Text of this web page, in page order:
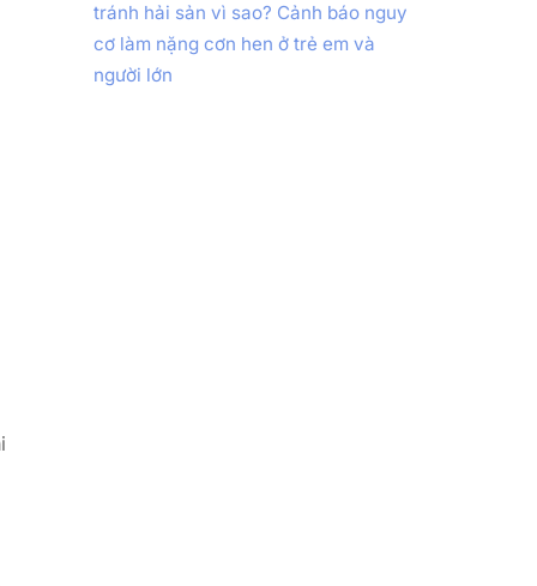
tránh hải sản vì sao? Cảnh báo nguy
cơ làm nặng cơn hen ở trẻ em và
người lớn